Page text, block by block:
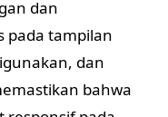
dan
pada tampilan
dan
bahwa